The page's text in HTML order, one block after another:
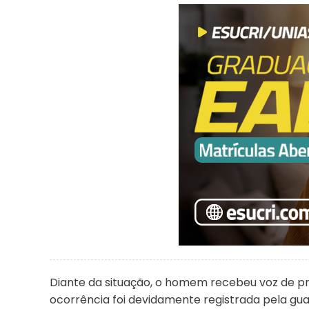
Diante da situação, o homem recebeu voz de
ocorrência foi devidamente registrada pela